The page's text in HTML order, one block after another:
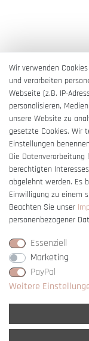
Wir verwenden
und verarbeiten
Webseite (z.B. IP-
personalisieren,
unsere Website zu
gesetzte Cookies. Wir
Einstellungen
Die
berechtigten
abgelehnt werden. Es
Einwilligung zu einem
Beachten Sie unser
personenbezogener
Essenziell
Marketing
PayPal
Weitere